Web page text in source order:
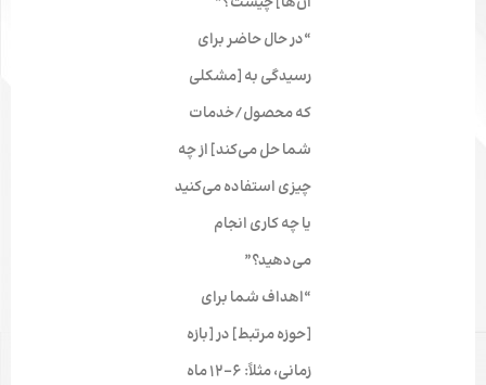
“در حال حاضر برای
رسیدگی به [مشکلی
که محصول/خدمات
شما حل می‌کند] از چه
چیزی استفاده می‌کنید
یا چه کاری انجام
می‌دهید؟”
“اهداف شما برای
[حوزه مرتبط] در [بازه
زمانی، مثلاً: ۶-۱۲ ماه